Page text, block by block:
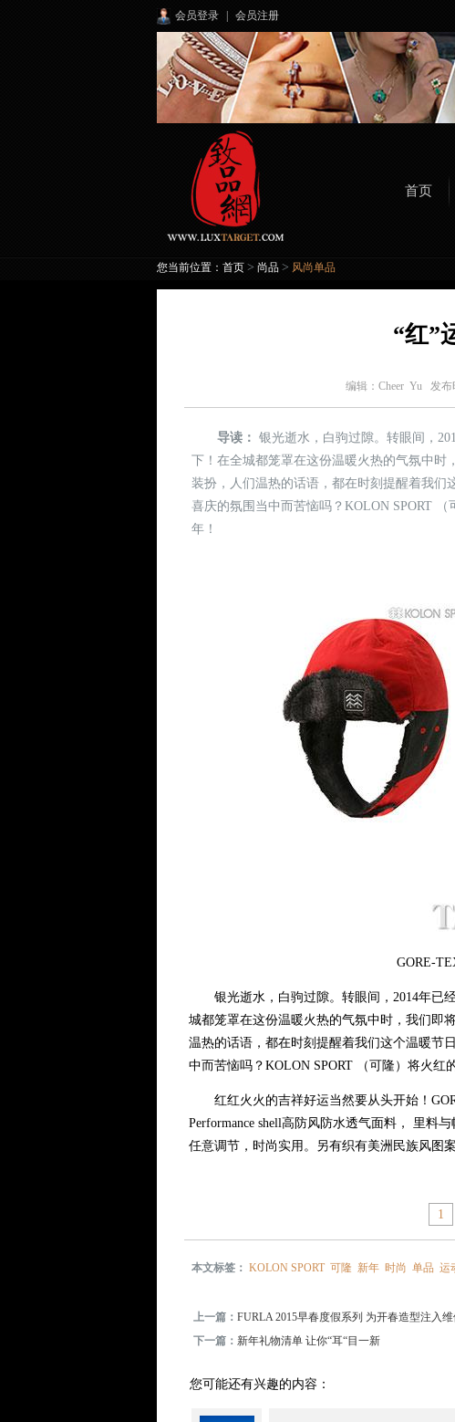
会员登录 会员注册
首页
您当前位置： 首页 > 尚品 > 风尚单品
“红”
编辑： Cheer Yu 发布
导读： 银光逝水，白驹过隙。转眼间，
下！在全城都笼罩在这份温暖火热的气氛中时
装扮，人们温热的话语，都在时刻提醒着我
喜庆的氛围当中而苦恼吗？KOLON SPORT
年！
GORE-
银光逝水，白驹过隙。转眼间，2014年已
城都笼罩在这份温暖火热的气氛中时，我们即
温热的话语，都在时刻提醒着我们这个温暖节
中而苦恼吗？KOLON SPORT （可隆）将火红
红红火火的吉祥好运当然要从头开始！
Performance shell高防风防水透气面料， 里料
任意调节，时尚实用。另有织有美洲民族风图
1
本文标签：KOLON SPORT 可隆 新年 时尚 单品 运
上一篇：FURLA 2015早春度假系列 为开春造型注入
下一篇：新年礼物清单 让你“耳“目一新
您可能还有兴趣的内容：